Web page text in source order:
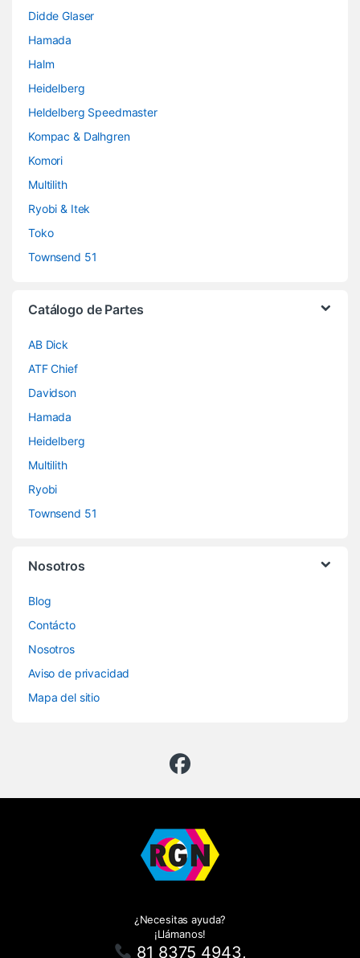
Didde Glaser
Hamada
Halm
Heidelberg
Heldelberg Speedmaster
Kompac & Dalhgren
Komori
Multilith
Ryobi & Itek
Toko
Townsend 51
Catálogo de Partes
AB Dick
ATF Chief
Davidson
Hamada
Heidelberg
Multilith
Ryobi
Townsend 51
Nosotros
Blog
Contácto
Nosotros
Aviso de privacidad
Mapa del sitio
¿Necesitas ayuda?
¡Llámanos!
81 8375 4943,